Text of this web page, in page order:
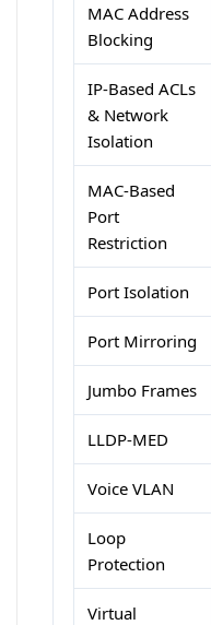
MAC Address
Blocking
IP-Based ACLs
& Network
Isolation
MAC-Based
Port
Restriction
Port Isolation
Port Mirroring
Jumbo Frames
LLDP-MED
Voice VLAN
Loop
Protection
Virtual